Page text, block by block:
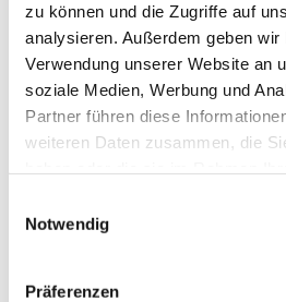
zu können und die Zugriffe auf
analysieren. Außerdem geben
Verwendung unserer Website an
soziale Medien, Werbung und
Partner führen diese
weiteren Daten zusammen, die
Notwendig
Präferenzen